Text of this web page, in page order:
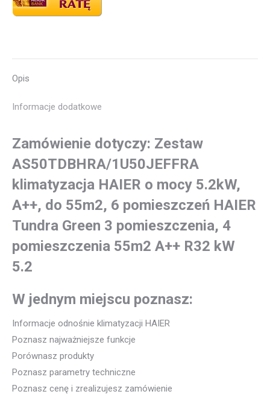
Opis
Informacje dodatkowe
Zamówienie dotyczy: Zestaw
AS50TDBHRA/1U50JEFFRA
klimatyzacja HAIER o mocy 5.2kW,
A++, do 55m2, 6 pomieszczeń HAIER
Tundra Green 3 pomieszczenia, 4
pomieszczenia 55m2 A++ R32 kW
5.2
W jednym miejscu poznasz:
Informacje odnośnie klimatyzacji HAIER
Poznasz najważniejsze funkcje
Porównasz produkty
Poznasz parametry techniczne
Poznasz cenę i zrealizujesz zamówienie